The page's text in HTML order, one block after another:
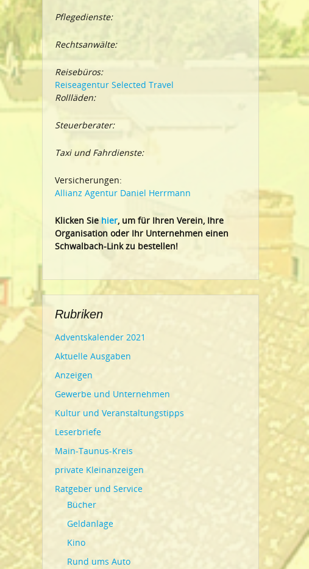
Pflegedienste:
Rechtsanwälte:
Reisebüros:
Reiseagentur Selected Travel
Rollläden:
Steuerberater:
Taxi und Fahrdienste:
Versicherungen:
Allianz Agentur Daniel Herrmann
Klicken Siehier, um für Ihren Verein, Ihre
Organisation oder Ihr Unternehmen einen
Schwalbach-Link zu bestellen!
Rubriken
Adventskalender 2021
Aktuelle Ausgaben
Anzeigen
Gewerbe und Unternehmen
Kultur und Veranstaltungstipps
Leserbriefe
Main-Taunus-Kreis
private Kleinanzeigen
Ratgeber und Service
Bücher
Geldanlage
Kino
Rund ums Auto